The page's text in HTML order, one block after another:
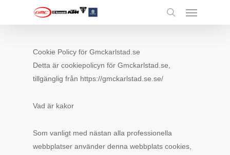
search
Menu
Cookie Policy för Gmckarlstad.se
Detta är cookiepolicyn för Gmckarlstad.se,
tillgänglig från https://gmckarlstad.se.se/
Vad är kakor
Som vanligt med nästan alla professionella
webbplatser använder denna webbplats cookies,